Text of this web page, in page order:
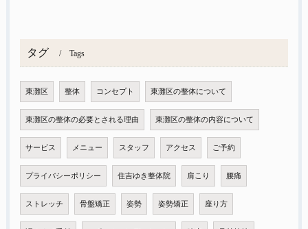
タグ Tags
東灘区 整体 コンセプト 東灘区の整体について
東灘区の整体の必要とされる理由 東灘区の整体の内容について
サービス メニュー スタッフ アクセス ご予約
プライバシーポリシー 住吉ゆき整体院 肩こり 腰痛
ストレッチ 骨盤矯正 姿勢 姿勢矯正 座り方